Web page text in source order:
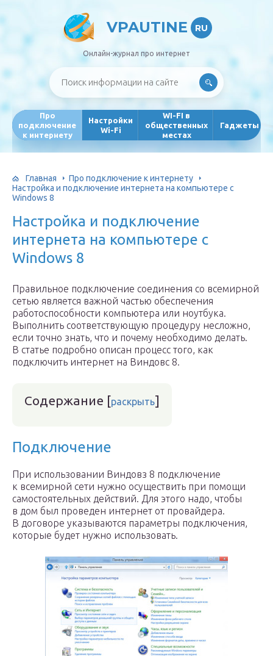
VPAUTINE RU
Онлайн-журнал про интернет
Про
подключение
к интернету
Настройки
Wi-Fi
WI-FI в
общественных
местах
Гаджеты
Главная
Про подключение к интернету
Настройка и подключение интернета на компьютере с
Windows 8
Настройка и подключение
интернета на компьютере с
Windows 8
Правильное подключение соединения со всемирной
сетью является важной частью обеспечения
работоспособности компьютера или ноутбука.
Выполнить соответствующую процедуру несложно,
если точно знать, что и почему необходимо делать.
В статье подробно описан процесс того, как
подключить интернет на Виндовс 8.
Содержание [раскрыть]
Подключение
При использовании Виндовз 8 подключение
к всемирной сети нужно осуществить при помощи
самостоятельных действий. Для этого надо, чтобы
в дом был проведен интернет от провайдера.
В договоре указываются параметры подключения,
которые будет нужно использовать.